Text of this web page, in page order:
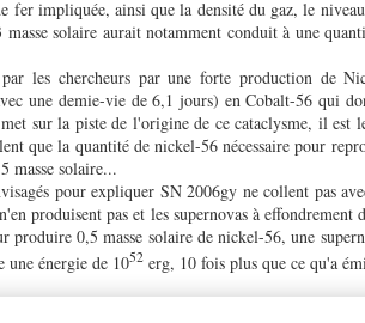
fer impliquée, ainsi que la densité du gaz, le
solaire aurait notamment conduit à une
les chercheurs par une forte production de
une demie-vie de 6,1 jours) en Cobalt-56 qui
sur la piste de l'origine de ce cataclysme, il est
que la quantité de nickel-56 nécessaire pour
masse solaire...
pour expliquer SN 2006gy ne collent pas
produisent pas et les supernovas à effondrement
produire 0,5 masse solaire de nickel-56, une
énergie de 1052 erg, 10 fois plus que ce qu'a